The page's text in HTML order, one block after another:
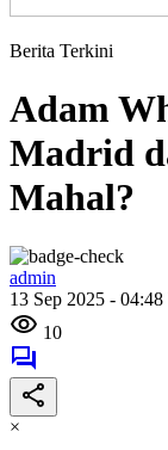
Berita Terkini
Adam
Madrid
Mahal?
admin
13 Sep 2025 -
10
×